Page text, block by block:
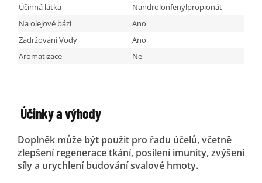
Účinná látka
Nandrolonfenylpropionát
Na olejové bázi
Ano
Zadržování Vody
Ano
Aromatizace
Ne
Účinky a výhody
Doplněk může být použit pro řadu účelů, včetně
zlepšení regenerace tkání, posílení imunity, zvýšení
síly a urychlení budování svalové hmoty.